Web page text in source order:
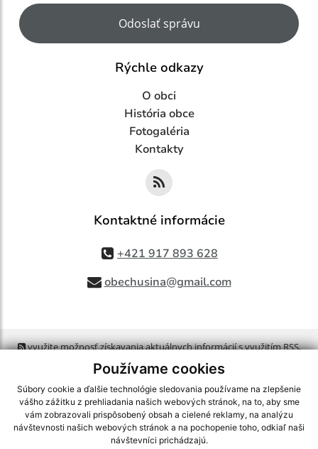
Používame cookies
Súbory cookie a ďalšie technológie sledovania používame na zlepšenie
vášho zážitku z prehliadania našich webových stránok, na to, aby sme
vám zobrazovali prispôsobený obsah a cielené reklamy, na analýzu
návštevnosti našich webových stránok a na pochopenie toho, odkiaľ naši
návštevníci prichádzajú.
Google reCaptcha Response
Odoslať správu
Rýchle odkazy
O obci
História obce
Fotogaléria
Kontakty
Kontaktné informácie
+421 917 893 628
obechusina@gmail.com
využite možnosť získavania aktuálnych informácií s využitím RSS,
CMS systém (redakčný) systém ECHELON 2, Mapa stránok
webex.digital, s.r.o.,domény,registrácia domény
spoločnosť webex.digital, s.r.o.,technický prevádzkovateľ
Posledná aktualizácia:06.08.2026
Vytlačiť stránku|Vyhlásenie o prístupnosti